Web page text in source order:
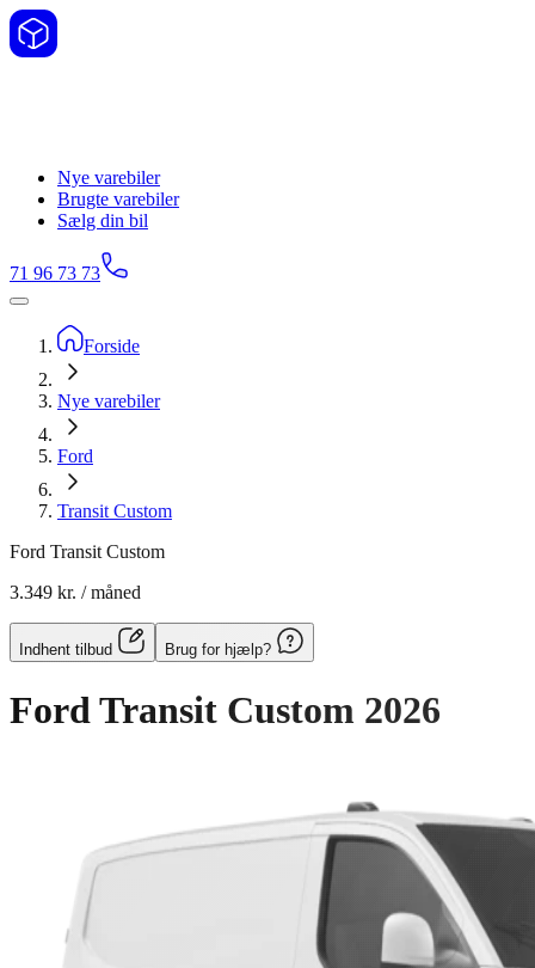
Nye varebiler
Brugte varebiler
Sælg din bil
71 96 73 73
Forside
Nye varebiler
Ford
Transit Custom
Ford Transit Custom
3.349 kr. / måned
Indhent tilbud Brug for hjælp?
Ford Transit Custom 2026